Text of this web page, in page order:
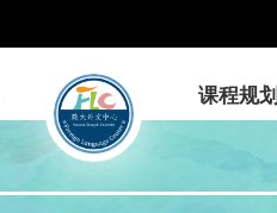
课程规划